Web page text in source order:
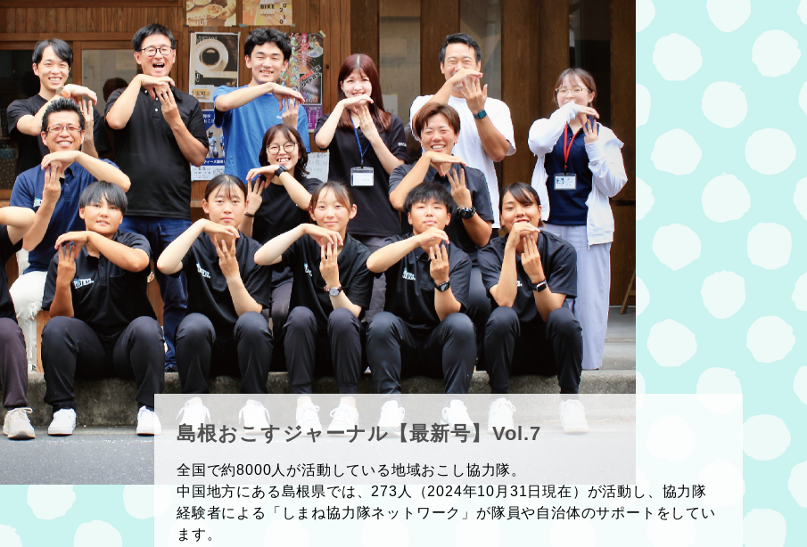
島根おこすジャーナル【最新号】Vol.7
全国で約8000人が活動している地域おこし協力隊。
中国地方にある島根県では、273人（2024年10月31日現在）が活動し、協力隊
経験者による「しまね協力隊ネットワーク」が隊員や自治体のサポートをしてい
ます。